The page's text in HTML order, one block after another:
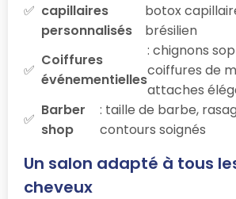
capillaires
personnalisés
botox
brésilien
Coiffures
événementielles
: chignons
coiffures de
attaches
Barber
shop
: taille de barbe,
contours soignés
Un salon adapté à tous
cheveux